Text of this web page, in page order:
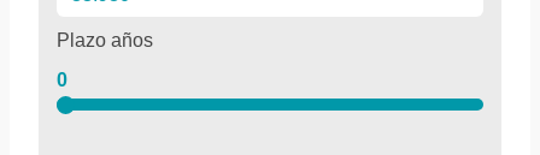
Plazo años
0